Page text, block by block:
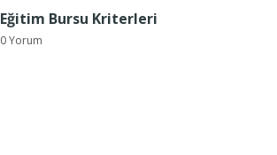
Eğitim Bursu Kriterleri
0 Yorum